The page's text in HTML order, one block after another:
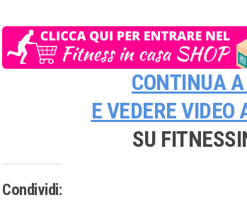
CONTINUA A
E VEDEREVIDEO
SU
Condividi: